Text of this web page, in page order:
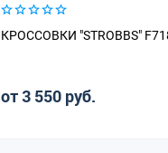
КРОССОВКИ "STROBBS"
от 3 550 руб.